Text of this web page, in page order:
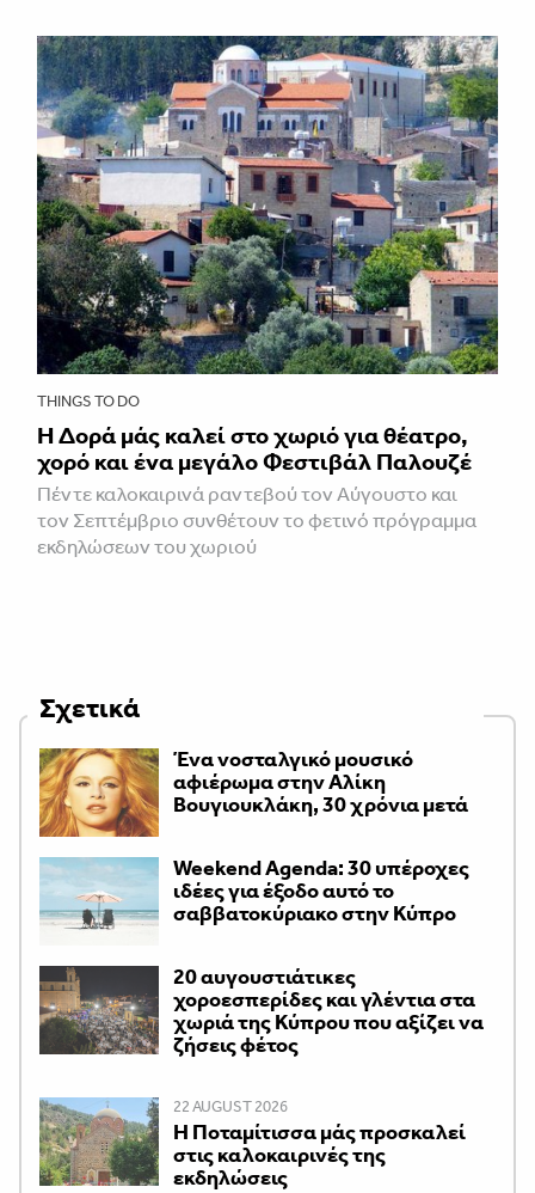
THINGS TO DO
Η Δορά μάς καλεί στο χωριό για θέατρο,
χορό και ένα μεγάλο Φεστιβάλ Παλουζέ
Πέντε καλοκαιρινά ραντεβού τον Αύγουστο και
τον Σεπτέμβριο συνθέτουν το φετινό πρόγραμμα
εκδηλώσεων του χωριού
Σχετικά
Ένα νοσταλγικό μουσικό
αφιέρωμα στην Αλίκη
Βουγιουκλάκη, 30 χρόνια μετά
Weekend Agenda: 30 υπέροχες
ιδέες για έξοδο αυτό το
σαββατοκύριακο στην Κύπρο
20 αυγουστιάτικες
χοροεσπερίδες και γλέντια στα
χωριά της Κύπρου που αξίζει να
ζήσεις φέτος
22 AUGUST 2026
Η Ποταμίτισσα μάς προσκαλεί
στις καλοκαιρινές της
εκδηλώσεις